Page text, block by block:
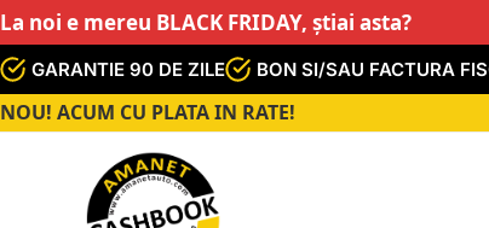
La noi e mereu BLACK FRIDAY, știai asta?
GARANTIE 90 DE ZILE BON SI/SAU FACTURA
NOU! ACUM CU PLATA IN RATE!